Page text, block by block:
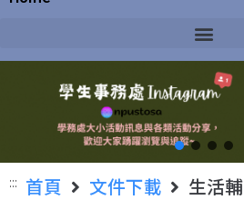
::: 首頁 文件下載 生活